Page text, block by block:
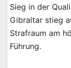
Sieg in der
Gibraltar stieg
Strafraum am
Führung.